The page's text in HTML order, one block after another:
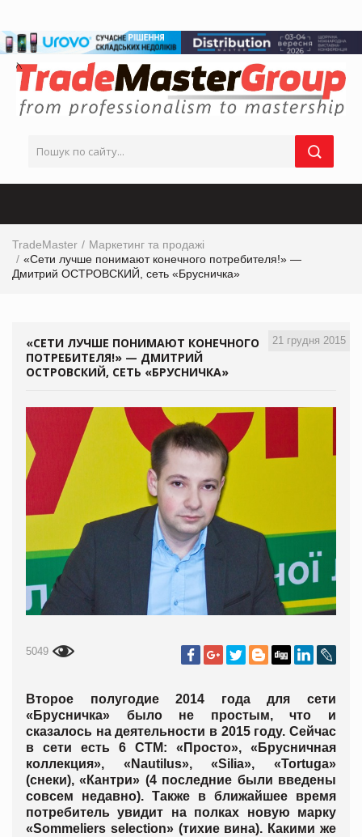
TradeMaster
Маркетинг та продажі
«Сети лучше понимают конечного потребителя!» —
Дмитрий ОСТРОВСКИЙ, сеть «Брусничка»
21 грудня 2015
«СЕТИ ЛУЧШЕ ПОНИМАЮТ КОНЕЧНОГО
ПОТРЕБИТЕЛЯ!» — ДМИТРИЙ
ОСТРОВСКИЙ, СЕТЬ «БРУСНИЧКА»
5049
Второе полугодие 2014 года для сети
«Брусничка» было не простым, что и
сказалось на деятельности в 2015 году. Сейчас
в сети есть 6 СТМ: «Просто», «Брусничная
коллекция», «Nautilus», «Silia», «Tortuga»
(снеки), «Кантри» (4 последние были введены
совсем недавно). Также в ближайшее время
потребитель увидит на полках новую марку
«Sommeliers selection» (тихие вина). Какими же